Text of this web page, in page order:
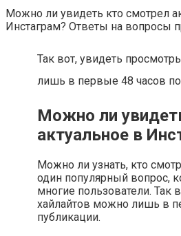
Можно ли увидеть кто смотрел
Инстаграм? Ответы на вопросы
Так вот, увидеть
лишь в первые 48 часов
Можно ли
актуальное в
Можно ли узнать, кто
один популярный вопрос,
многие пользователи. Так
хайлайтов можно лишь в
публикации.